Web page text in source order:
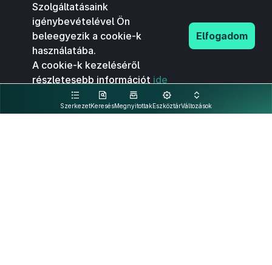
SzerkezetKeresésMegnyitottakEszköztárVáltozások
Szolgáltatásaink
igénybevételével Ön
beleegyezik a cookie-k
használatába.
A cookie-k kezeléséről
részletesebb információt ide
kattintva olvashat.
Elfogadom